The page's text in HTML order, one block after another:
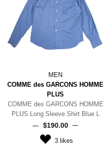
MEN
COMME des GARCONS HOMME
PLUS
COMME des GARCONS HOMME
PLUS Long Sleeve Shirt Blue L
$‌190.00
3likes